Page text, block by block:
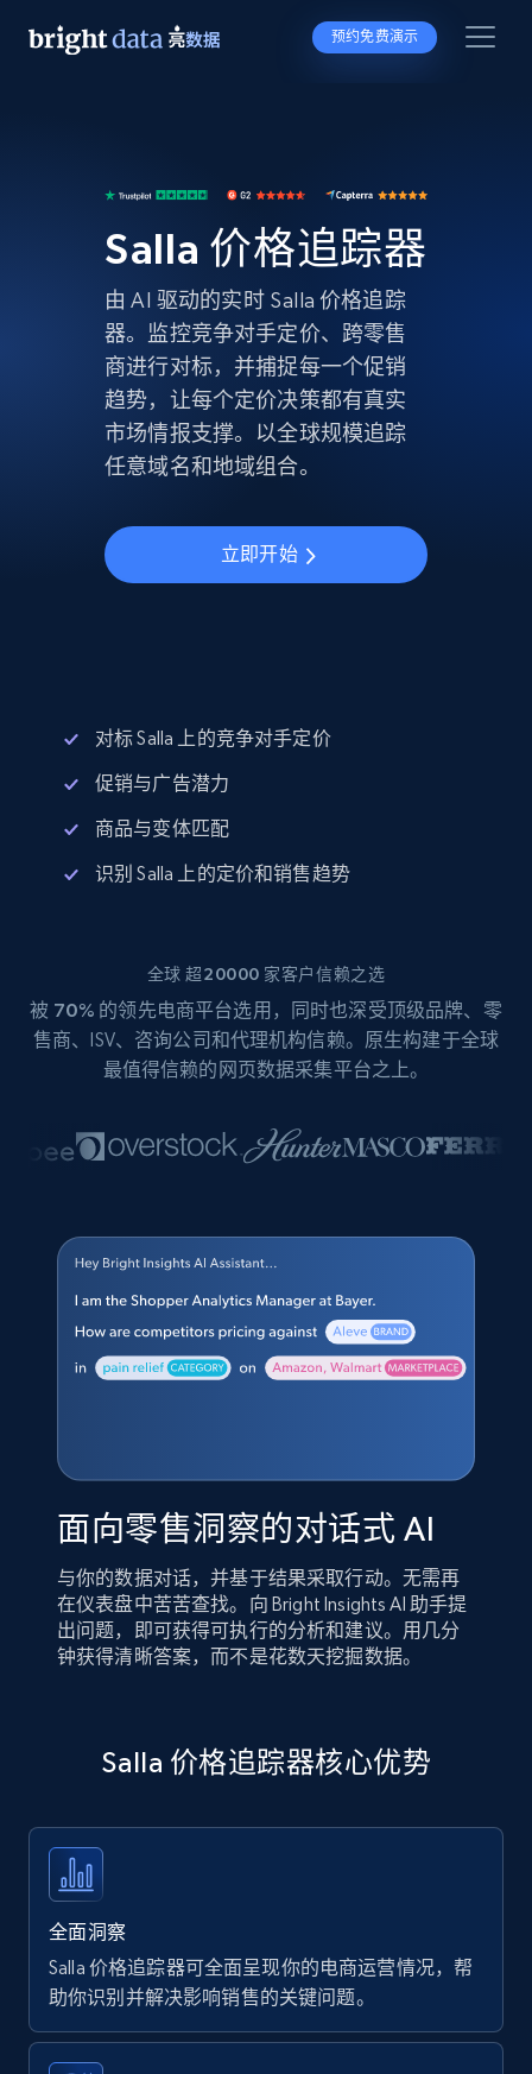
预约免费演示
Salla 价格追踪器
由 AI 驱动的实时 Salla 价格追踪
器。监控竞争对手定价、跨零售
商进行对标，并捕捉每一个促销
趋势，让每个定价决策都有真实
市场情报支撑。以全球规模追踪
任意域名和地域组合。
立即开始
对标 Salla 上的竞争对手定价
促销与广告潜力
商品与变体匹配
识别 Salla 上的定价和销售趋势
全球 超20000 家客户信赖之选
被 70% 的领先电商平台选用，同时也深受顶级品牌、零
售商、ISV、咨询公司和代理机构信赖。原生构建于全球
最值得信赖的网页数据采集平台之上。
面向零售洞察的对话式 AI
与你的数据对话，并基于结果采取行动。无需再
在仪表盘中苦苦查找。向 Bright Insights AI 助手提
出问题，即可获得可执行的分析和建议。用几分
钟获得清晰答案，而不是花数天挖掘数据。
Salla 价格追踪器核心优势
全面洞察
Salla 价格追踪器可全面呈现你的电商运营情况，帮
助你识别并解决影响销售的关键问题。